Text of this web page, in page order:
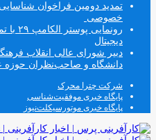
تمدید دومین فراخوان
خصوصی
دیجیتال
دبیر شورای عالی انقلاب
دانشگاه و صاحب‌نظران حوزه
شرکت چترا محرک
پایگاه خبری موفقیت‌شناسی
پایگاه خبری موتورسیکلت‌نیوز